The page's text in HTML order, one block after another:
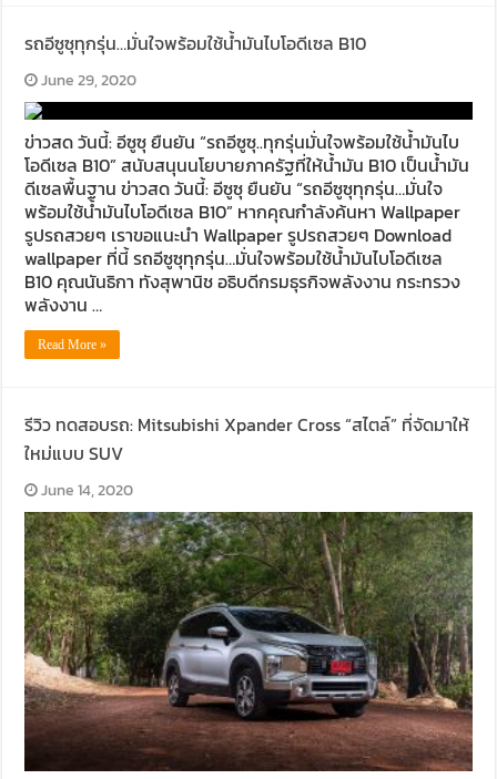
รถอีซูซุทุกรุ่น…มั่นใจพร้อมใช้น้ำมันไบโอดีเซล B10
June 29, 2020
ข่าวสด วันนี้: อีซูซุ ยืนยัน “รถอีซูซุ..ทุกรุ่นมั่นใจพร้อมใช้น้ำมันไบ
โอดีเซล B10” สนับสนุนนโยบายภาครัฐที่ให้น้ำมัน B10 เป็นน้ำมัน
ดีเซลพื้นฐาน ข่าวสด วันนี้: อีซูซุ ยืนยัน “รถอีซูซุทุกรุ่น…มั่นใจ
พร้อมใช้น้ำมันไบโอดีเซล B10” หากคุณกำลังค้นหา Wallpaper
รูปรถสวยๆ เราขอแนะนำ Wallpaper รูปรถสวยๆ Download
wallpaper ที่นี้ รถอีซูซุทุกรุ่น…มั่นใจพร้อมใช้น้ำมันไบโอดีเซล
B10 คุณนันธิกา ทังสุพานิช อธิบดีกรมธุรกิจพลังงาน กระทรวง
พลังงาน …
Read More »
รีวิว ทดสอบรถ: Mitsubishi Xpander Cross “สไตล์” ที่จัดมาให้
ใหม่แบบ SUV
June 14, 2020